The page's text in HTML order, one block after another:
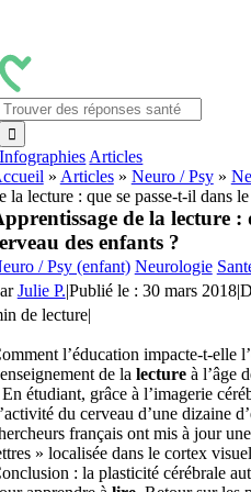
contenu
Infographies Articles
» Articles» Neuro / Psy»
la lecture : que se passe-t-il dans
de la lecture :
des enfants ?
/ Psy (enfant) Neurologie
Julie P.|Publié le : 30 mars 2018|
de lecture|
l’éducation impacte-t-elle
de la lectureà l’âge
étudiant, grâce à l’imagerie
du cerveau d’une dizaine
français ont mis à jour
» localisée dans le cortex
: la plasticité cérébrale